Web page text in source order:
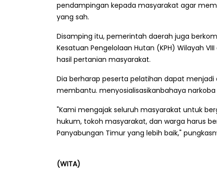
pendampingan kepada masyarakat agar
yang sah.
Disamping itu, pemerintah daerah juga
Kesatuan Pengelolaan Hutan (KPH) Wilayah
hasil pertanian masyarakat.
Dia berharap peserta pelatihan dapat
membantu. menyosialisasikanbahaya
‎"Kami mengajak seluruh masyarakat untuk
hukum, tokoh masyarakat, dan warga harus
Panyabungan Timur yang lebih baik,"
(WITA)